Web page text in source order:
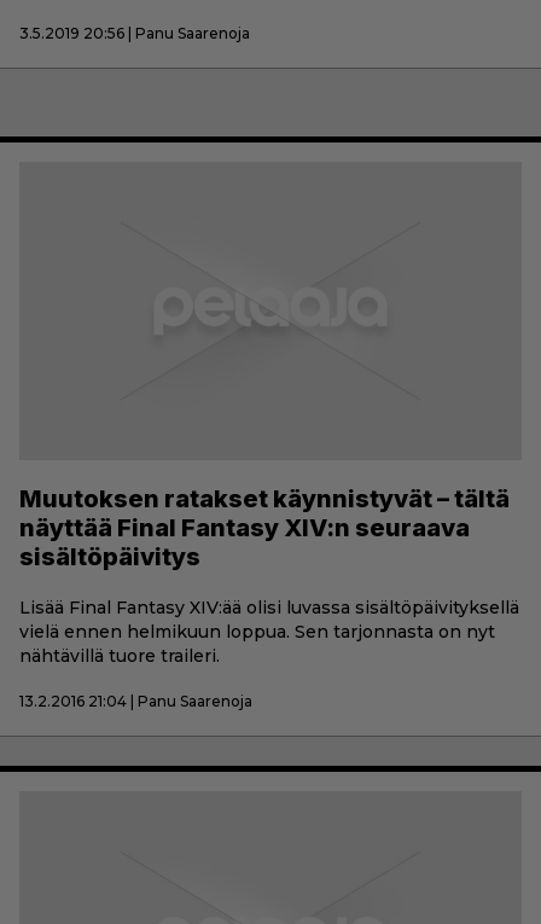
3.5.2019 20:56 | Panu Saarenoja
Muutoksen ratakset käynnistyvät – tältä
näyttää Final Fantasy XIV:n seuraava
sisältöpäivitys
Lisää Final Fantasy XIV:ää olisi luvassa sisältöpäivityksellä
vielä ennen helmikuun loppua. Sen tarjonnasta on nyt
nähtävillä tuore traileri.
13.2.2016 21:04 | Panu Saarenoja